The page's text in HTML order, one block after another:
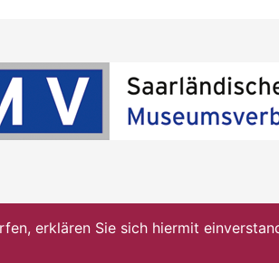
erklären Sie sich hiermit